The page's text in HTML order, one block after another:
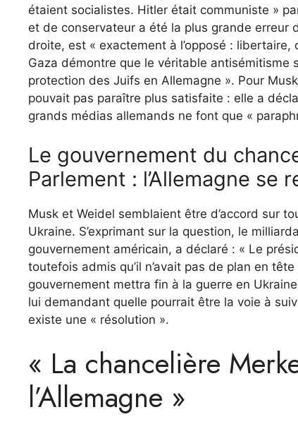
étaient socialistes. Hitler était communiste »
et de conservateur a été la plus grande erreur
droite, est « exactement à l’opposé :
Gaza démontre que le véritable antisémitisme
protection des Juifs en Allemagne ». Pour
pouvait pas paraître plus satisfaite : elle a
grands médias allemands ne font que «
Le gouvernement du
Parlement : l’Allemagne se
Musk et Weidel semblaient être d’accord sur
Ukraine. S’exprimant sur la question, le
gouvernement américain, a déclaré : « Le
toutefois admis qu’il n’avait pas de plan en
gouvernement mettra fin à la guerre en
lui demandant quelle pourrait être la voie à
existe une « résolution ».
« La chancelière
l’Allemagne »